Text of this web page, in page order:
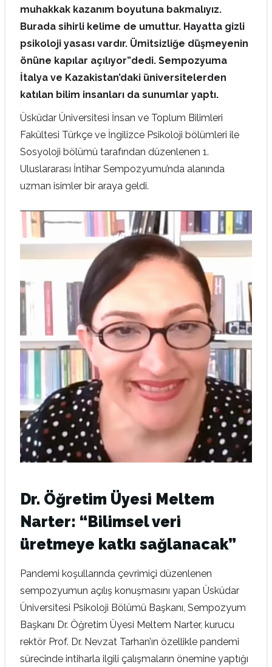
muhakkak kazanım boyutuna bakmalıyız.
Burada sihirli kelime de umuttur. Hayatta gizli
psikoloji yasası vardır. Ümitsizliğe düşmeyenin
önüne kapılar açılıyor”dedi. Sempozyuma
İtalya ve Kazakistan’daki üniversitelerden
katılan bilim insanları da sunumlar yaptı.
Üsküdar Üniversitesi İnsan ve Toplum Bilimleri
Fakültesi Türkçe ve İngilizce Psikoloji bölümleri ile
Sosyoloji bölümü tarafından düzenlenen 1.
Uluslararası İntihar Sempozyumu’nda alanında
uzman isimler bir araya geldi.
Dr. Öğretim Üyesi Meltem
Narter: “Bilimsel veri
üretmeye katkı sağlanacak”
Pandemi koşullarında çevrimiçi düzenlenen
sempozyumun açılış konuşmasını yapan Üsküdar
Üniversitesi Psikoloji Bölümü Başkanı, Sempozyum
Başkanı Dr. Öğretim Üyesi Meltem Narter, kurucu
rektör Prof. Dr. Nevzat Tarhan’ın özellikle pandemi
sürecinde intiharla ilgili çalışmaların önemine yaptığı